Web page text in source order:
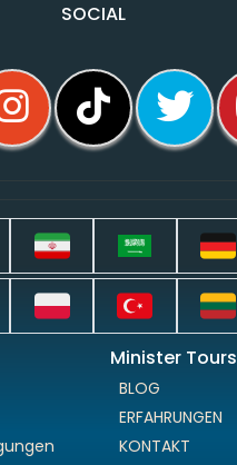
SOCIAL
Minister Tours
BLOG
ERFAHRUNGEN
KONTAKT